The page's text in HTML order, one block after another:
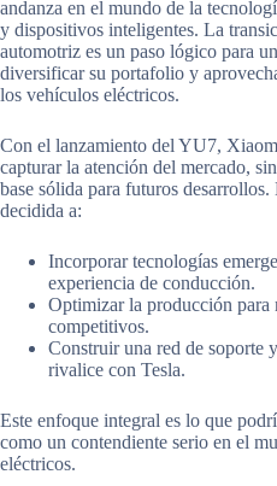
andanza en el mundo de la
y dispositivos inteligentes. La
automotriz es un paso lógico para
diversificar su portafolio y
los vehículos eléctricos.
Con el lanzamiento del YU7,
capturar la atención del mercado,
base sólida para futuros desarrollos.
decidida a:
Incorporar tecnologías
experiencia de conducción.
Optimizar la producción para
competitivos.
Construir una red de soporte
rivalice con Tesla.
Este enfoque integral es lo que
como un contendiente serio en el
eléctricos.